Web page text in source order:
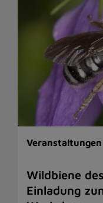
Wildbiene
Einladung